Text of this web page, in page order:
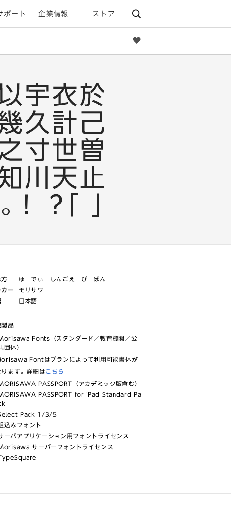
ポート 企業情報 ストア
方
ゆーでぃーしんごえーぴーばん
カー
モリサワ
日本語
製品
Fonts（スタンダード／教育機関／公
団体）
Fontはプランによって利用可能書体が
ります。詳細はこちら
PASSPORT（アカデミック版含む）
PASSPORT for iPad Standard Pa
Pack 1/3/5
込みフォント
ーバアプリケーション用フォントライセンス
サーバーフォントライセンス